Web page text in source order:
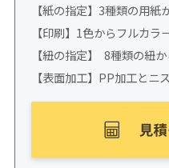
【紙の指定】3種類の用紙
【印刷】1色からフルカ
【紐の指定】 8種類の紐
【表面加工】PP加工とニ